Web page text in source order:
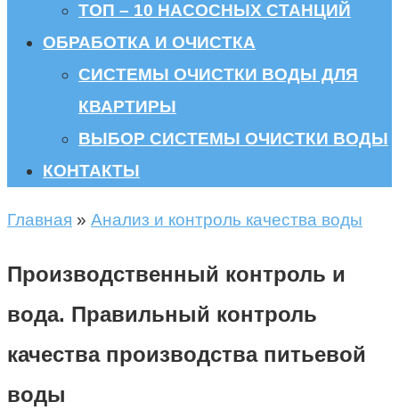
ТОП – 10 НАСОСНЫХ СТАНЦИЙ
ОБРАБОТКА И ОЧИСТКА
СИСТЕМЫ ОЧИСТКИ ВОДЫ ДЛЯ
КВАРТИРЫ
ВЫБОР СИСТЕМЫ ОЧИСТКИ ВОДЫ
КОНТАКТЫ
Главная » Анализ и контроль качества воды
Производственный контроль и
вода. Правильный контроль
качества производства питьевой
воды